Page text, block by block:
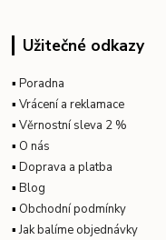
Užitečné odkazy
▪Poradna
▪Vrácení a reklamace
▪Věrnostní sleva 2 %
▪ O nás
▪Doprava a platba
▪Blog
▪ Obchodní podmínky
▪Jak balíme objednávky